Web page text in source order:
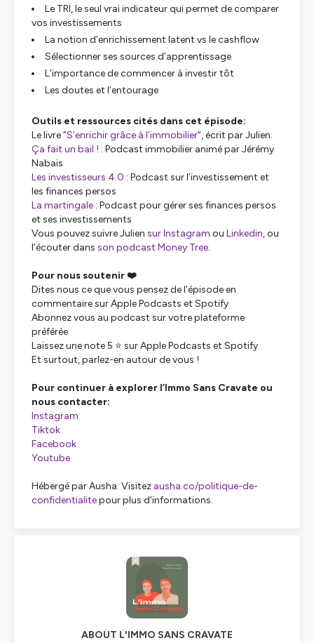
Le TRI, le seul vrai indicateur qui permet de comparer
vos investissements
La notion d’enrichissement latent vs le cashflow
Sélectionner ses sources d’apprentissage
L’importance de commencer à investir tôt
Les doutes et l’entourage
Outils et ressources cités dans cet épisode:
Le livre “S’enrichir grâce à l’immobilier”, écrit par Julien.
Ça fait un bail ! : Podcast immobilier animé par Jérémy
Nabais
Les investisseurs 4.0 : Podcast sur l’investissement et
les finances persos
La martingale : Podcast pour gérer ses finances persos
et ses investissements
Vous pouvez suivre Julien sur Instagram ou Linkedin, ou
l’écouter dans son podcast Money Tree.
Pour nous soutenir ❤️
Dites nous ce que vous pensez de l’épisode en
commentaire sur Apple Podcasts et Spotify
Abonnez vous au podcast sur votre plateforme
préférée
Laissez une note 5 ⭐ sur Apple Podcasts et Spotify
Et surtout, parlez-en autour de vous !
Pour continuer à explorer l’Immo Sans Cravate ou
nous contacter:
Instagram
Tiktok
Facebook
Youtube
Hébergé par Ausha. Visitez ausha.co/politique-de-
confidentialitepour plus d'informations.
ABOUT L'IMMO SANS CRAVATE